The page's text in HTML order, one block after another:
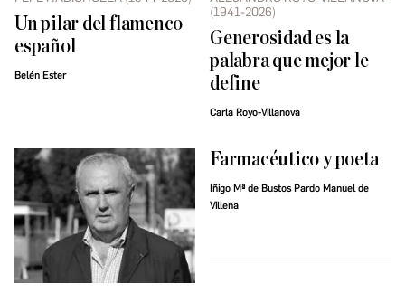
Un pilar del flamenco
español
Belén Ester
(1941-2026)
Generosidad es la
palabra que mejor le
define
Carla Royo-Villanova
Farmacéutico y poeta
Iñigo Mª de Bustos Pardo Manuel de
Villena